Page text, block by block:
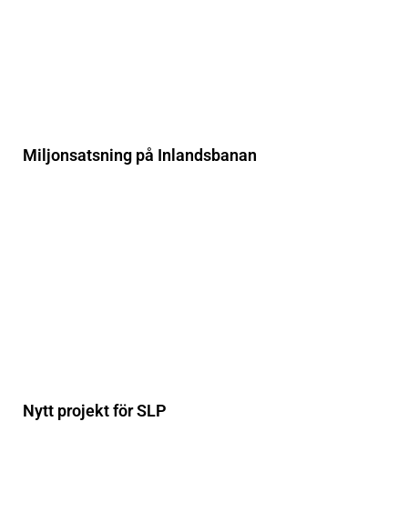
Miljonsatsning på Inlandsbanan
Nytt projekt för SLP